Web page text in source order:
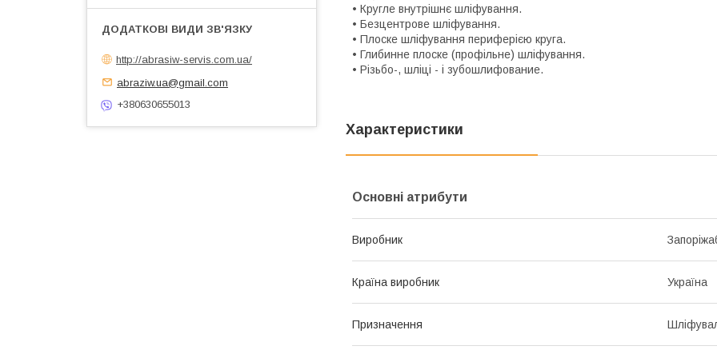
• Кругле внутрішнє шліфування.
• Безцентрове шліфування.
• Плоске шліфування периферією круга.
• Глибинне плоске (профільне) шліфування.
• Різьбо-, шліці - і зубошлифование.
Характеристики
Основні атрибути
Виробник
Країна виробник Україна
Призначення
http://abrasiw-servis.com.ua/
abraziw.ua@gmail.com
+380630655013